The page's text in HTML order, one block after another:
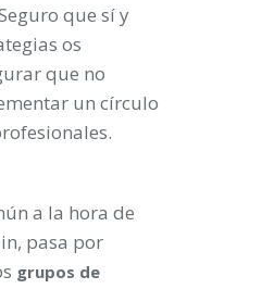
que sí y
os
que no
un círculo
a la hora de
pasa por
grupos de